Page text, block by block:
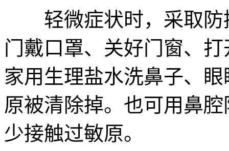
轻微症状时，采取防
门戴口罩、关好门窗、
家用生理盐水洗鼻子、
原被清除掉。也可用鼻
少接触过敏原。